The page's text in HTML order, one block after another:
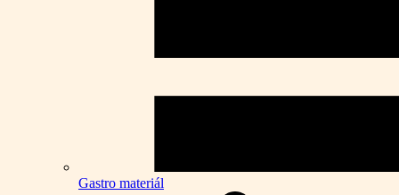
Gastro materiál